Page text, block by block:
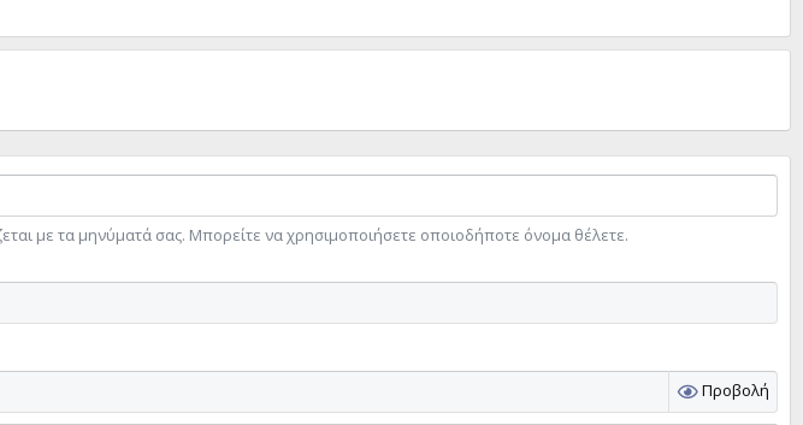
με τα μηνύματά σας. Μπορείτε να χρησιμοποιήσετε οποιοδήποτε όνομα θέλετε.
Προβολή